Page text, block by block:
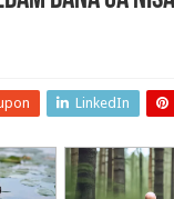
LinkedIn